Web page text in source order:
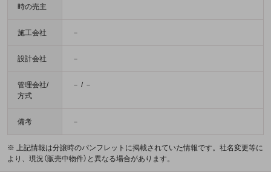
時の売主
施工会社 －
設計会社 －
管理会社/
方式
－ / －
備考 －
※ 上記情報は分譲時のパンフレットに掲載されていた情報です。社名変更等に
より、現況（販売中物件）と異なる場合があります。